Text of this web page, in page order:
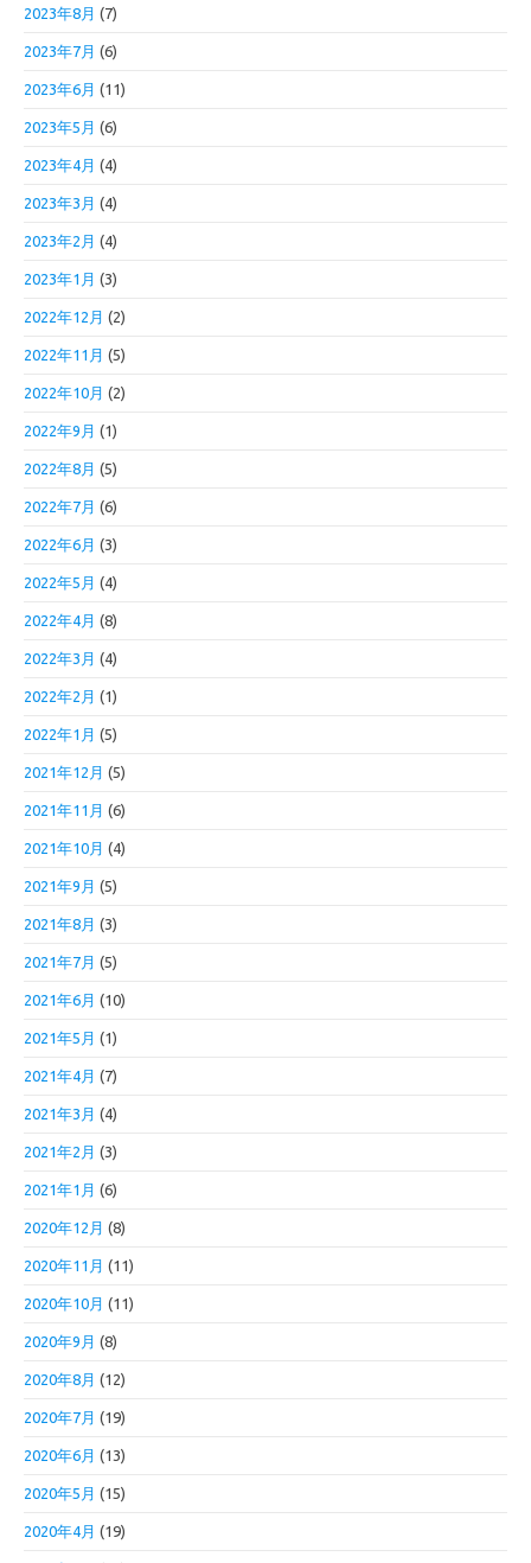
2023年8月 (7)
2023年7月 (6)
2023年6月 (11)
2023年5月 (6)
2023年4月 (4)
2023年3月 (4)
2023年2月 (4)
2023年1月 (3)
2022年12月 (2)
2022年11月 (5)
2022年10月 (2)
2022年9月 (1)
2022年8月 (5)
2022年7月 (6)
2022年6月 (3)
2022年5月 (4)
2022年4月 (8)
2022年3月 (4)
2022年2月 (1)
2022年1月 (5)
2021年12月 (5)
2021年11月 (6)
2021年10月 (4)
2021年9月 (5)
2021年8月 (3)
2021年7月 (5)
2021年6月 (10)
2021年5月 (1)
2021年4月 (7)
2021年3月 (4)
2021年2月 (3)
2021年1月 (6)
2020年12月 (8)
2020年11月 (11)
2020年10月 (11)
2020年9月 (8)
2020年8月 (12)
2020年7月 (19)
2020年6月 (13)
2020年5月 (15)
2020年4月 (19)